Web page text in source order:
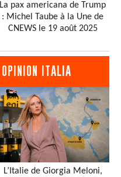
La pax americana de Trump
: Michel Taube à la Une de
CNEWS le 19 août 2025
OPINION ITALIA
L’Italie de Giorgia Meloni,